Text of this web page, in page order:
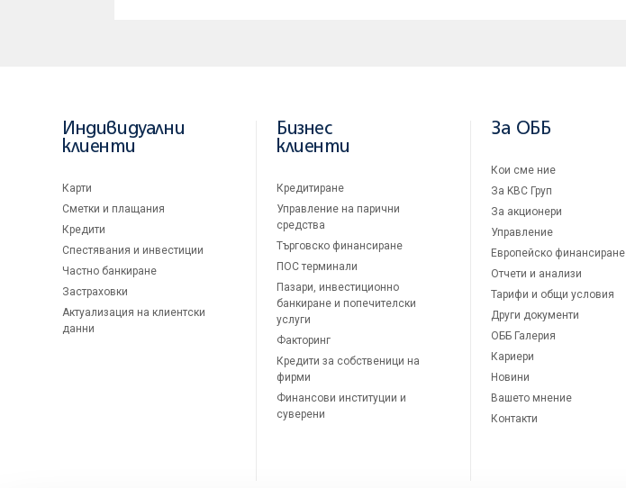
Индивидуални
клиенти
Карти
Сметки и плащания
Кредити
Спестявания и инвестиции
Частно банкиране
Застраховки
Актуализация на клиентски
данни
Бизнес
клиенти
Кредитиране
Управление на парични
средства
Търговско финансиране
ПОС терминали
Пазари, инвестиционно
банкиране и попечителски
услуги
Факторинг
Кредити за собственици на
фирми
Финансови институции и
суверени
За ОББ
Кои сме ние
За KBC Груп
За акционери
Управление
Европейско финансиране
Отчети и анализи
Тарифи и общи условия
Други документи
ОББ Галерия
Кариери
Новини
Вашето мнение
Контакти